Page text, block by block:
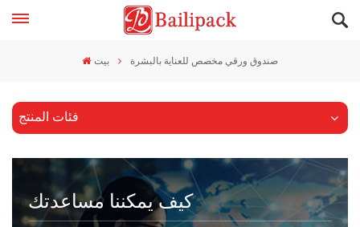
بيت صندوق ورقي مخصص للعناية بالبشرة
فئات المنتج
كيف يمكننا مساعدتك